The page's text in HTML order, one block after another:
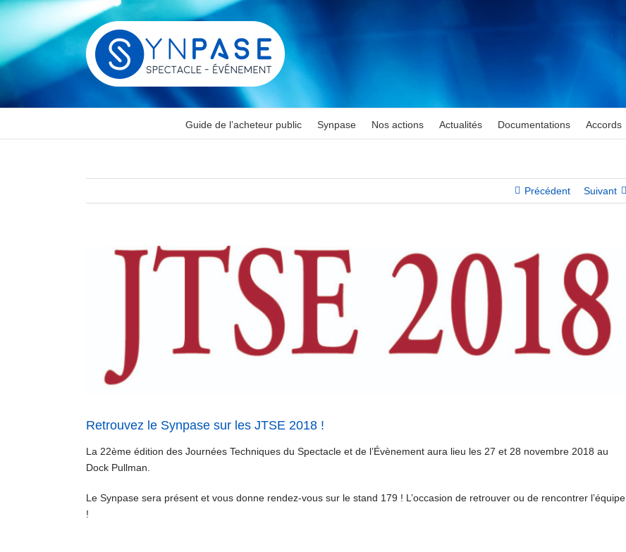
Passer
contenu
Guide de l’acheteur public Synpase Nos actions Actualités Documentations Accords
Précédent Suivant
Retrouvez le Synpase sur les JTSE 2018 !
La 22ème édition des Journées Techniques du Spectacle et de l’Évènement aura lieu les 27 et 28 novembre 2018 au
Dock Pullman.
Le Synpase sera présent et vous donne rendez-vous sur le stand 179 ! L’occasion de retrouver ou de rencontrer l’équipe
!